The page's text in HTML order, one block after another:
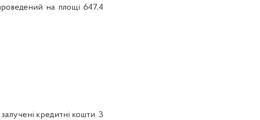
на площі 647,4
кредитні кошти. З